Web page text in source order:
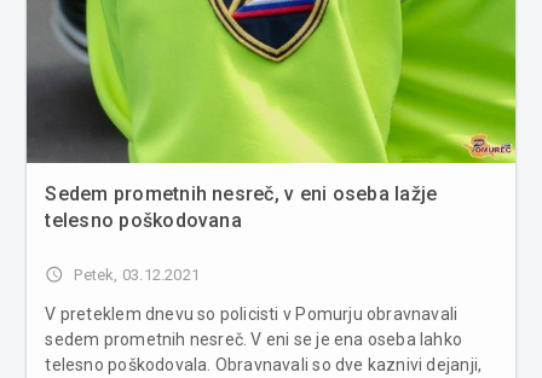
Sedem prometnih nesreč, v eni oseba lažje
telesno poškodovana
access_time Petek, 03.12.2021
V preteklem dnevu so policisti v Pomurju obravnavali
sedem prometnih nesreč. V eni se je ena oseba lahko
telesno poškodovala. Obravnavali so dve kaznivi dejanji,